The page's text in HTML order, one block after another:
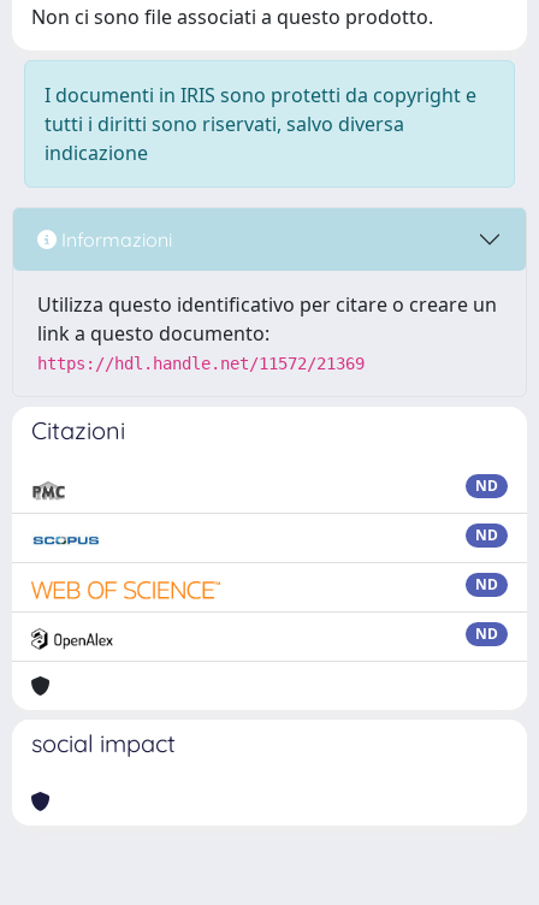
Non ci sono file associati a questo prodotto.
I documenti in IRIS sono protetti da copyright e
tutti i diritti sono riservati, salvo diversa
indicazione
Informazioni
Utilizza questo identificativo per citare o creare un
link a questo documento:
https://hdl.handle.net/11572/21369
Citazioni
ND
ND
ND
ND
social impact